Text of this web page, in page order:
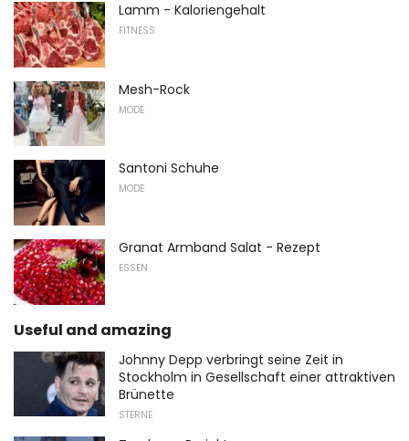
Lamm - Kaloriengehalt
FITNESS
Mesh-Rock
MODE
Santoni Schuhe
MODE
Granat Armband Salat - Rezept
ESSEN
Useful and amazing
Johnny Depp verbringt seine Zeit in
Stockholm in Gesellschaft einer attraktiven
Brünette
STERNE